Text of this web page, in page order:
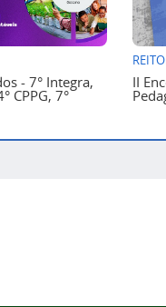
- 7° Integra,
CPPG, 7°
II